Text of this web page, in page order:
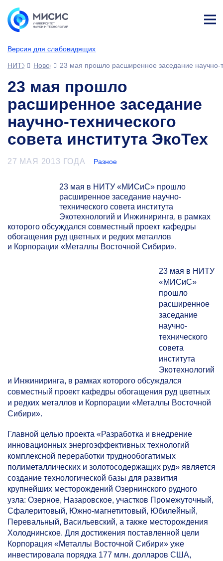
Версия для слабовидящих
ине
НИТУ МИСИС
Новости23 мая прошло расширенное заседание научно-
23 мая прошло
расширенное заседание
научно-технического
совета института ЭкоТех
27 МАЯ 2013 ГОДА Разное
23 мая в НИТУ «МИСиС» прошло
расширенное заседание научно-
технического совета института
Экотехнологий и Инжиниринга, в рамках
которого обсуждался совместный проект кафедры
обогащения руд цветных и редких металлов
и Корпорации «Металлы Восточной Сибири».
23 мая в НИТУ
«МИСиС»
прошло
расширенное
заседание
научно-
технического
совета
института
Экотехнологий
и Инжиниринга, в рамках которого обсуждался
совместный проект кафедры обогащения руд цветных
и редких металлов и Корпорации «Металлы Восточной
Сибири».
Главной целью проекта «Разработка и внедрение
инновационных энергоэффективных технологий
комплексной переработки труднообогатимых
полиметаллических и золотосодержащих руд» является
создание технологической базы для развития
крупнейших месторождений Озернинского рудного
узла: Озерное, Назаровское, участков Промежуточный,
Сфалеритовый, Южно-магнетитовый, Юбилейный,
Перевальный, Васильевский, а также месторождения
Холоднинское. Для достижения поставленной цели
Корпорация «Металлы Восточной Сибири» уже
инвестировала порядка 177 млн. долларов США,